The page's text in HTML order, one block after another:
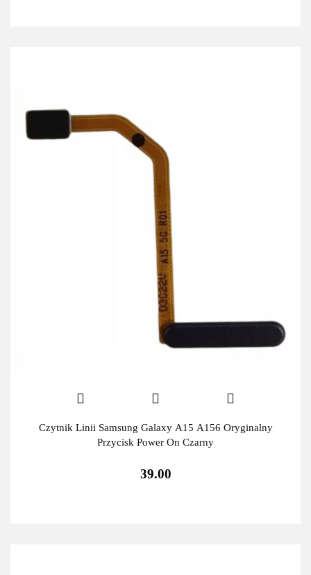
Czytnik Linii Samsung Galaxy A15 A156 Oryginalny
Przycisk Power On Czarny
39.00